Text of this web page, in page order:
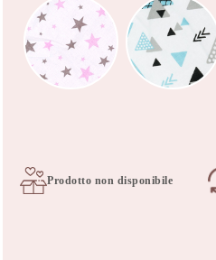
Prodotto non disponibile